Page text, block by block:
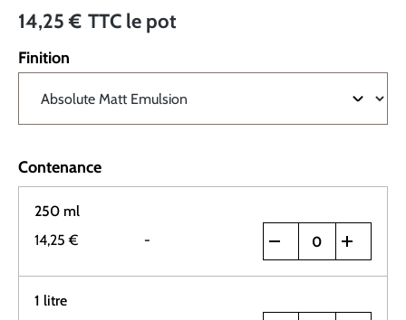
14,25 € TTC le pot
Finition
Contenance
250 ml
14,25 €
-
1 litre